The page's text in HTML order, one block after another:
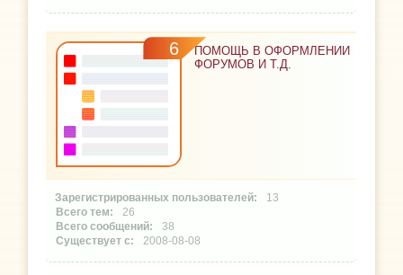
6
ПОМОЩЬ В ОФОРМЛЕНИИ
ФОРУМОВ И Т.Д.
13
26
38
2008-08-08